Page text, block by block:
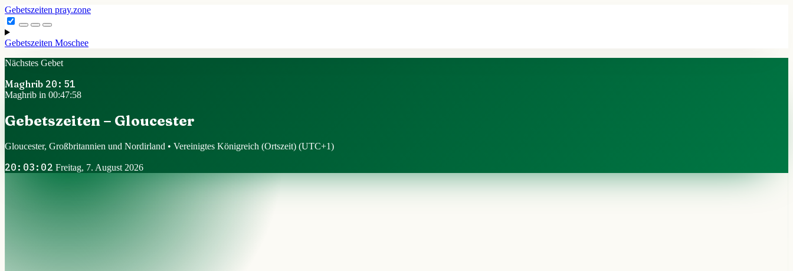
Gebetszeiten pray.zone
Gebetszeiten Moschee
Nächstes Gebet
Maghrib 20:51
Maghrib in 00:47:57
Gebetszeiten – Gloucester
Gloucester, Großbritannien und Nordirland • Vereinigtes Königreich (Ortszeit) (UTC+1)
20:03:03 Freitag, 7. August 2026